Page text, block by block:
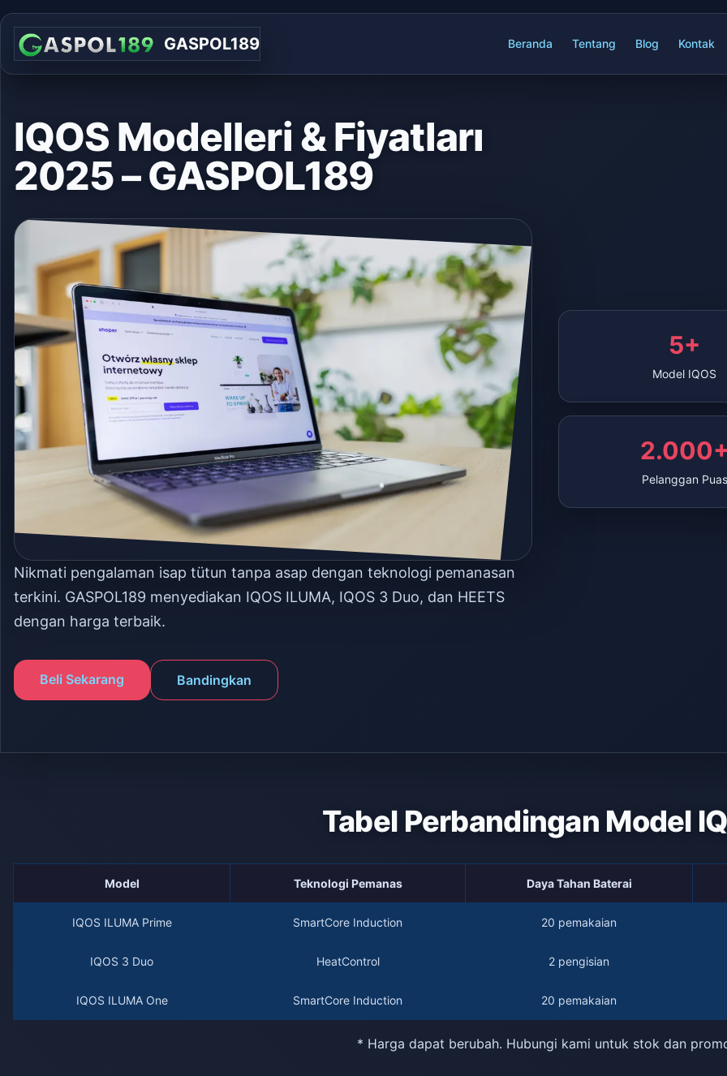
GASPOL189 Beranda Tentang Blog Kontak
IQOS Modelleri & Fiyatları
2025 – GASPOL189
Nikmati pengalaman isap tütun tanpa asap dengan teknologi pemanasan
terkini. GASPOL189 menyediakan IQOS ILUMA, IQOS 3 Duo, dan HEETS
dengan harga terbaik.
Beli Sekarang Bandingkan
5+
Model IQOS
Pelanggan Puas
Tabel Perbandingan Model
Model Teknologi Pemanas Daya Tahan Baterai
IQOS ILUMA Prime SmartCore Induction 20 pemakaian
IQOS 3 Duo HeatControl 2 pengisian
IQOS ILUMA One SmartCore Induction 20 pemakaian
* Harga dapat berubah. Hubungi kami untuk stok dan